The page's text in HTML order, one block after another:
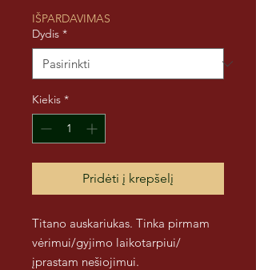
IŠPARDAVIMAS
Dydis *
Kiekis *
Pridėti į krepšelį
Titano auskariukas. Tinka pirmam
vėrimui/gyjimo laikotarpiui/
įprastam nešiojimui.